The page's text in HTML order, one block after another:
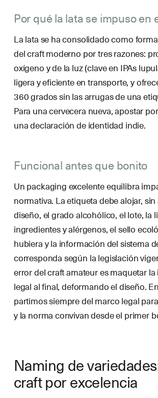
Por qué la lata se impuso en
La lata se ha consolidado como
del craft moderno por tres razones:
oxígeno y de la luz (clave en IPAs
ligera y eficiente en transporte, y
360 grados sin las arrugas de una
Para una cervecera nueva, apostar
una declaración de identidad indie.
Funcional antes que bonito
Un packaging excelente equilibra
normativa. La etiqueta debe alojar,
diseño, el grado alcohólico, el lote, la
ingredientes y alérgenos, el sello
hubiera y la información del sistema
corresponda según la legislación
error del craft amateur es maquetar
legal al final, deformando el diseño.
partimos siempre del marco legal
y la norma convivan desde el primer
Naming de
craft por excelencia